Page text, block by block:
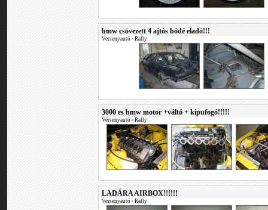
bmw csövezett 4 ajtós bódé eladó!!!
Versenyautó • Rally
3000 es bmw motor +váltó + kipufogó!!!!!
Versenyautó • Rally
LADÁRA AIRBOX!!!!!!
Versenyautó • Rally